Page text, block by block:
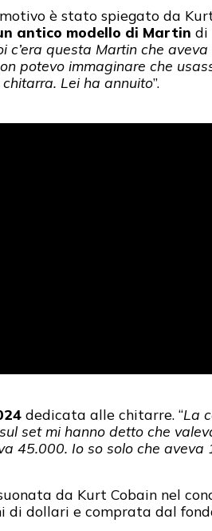
è stato spiegato da
antico modello di Martin di
c’era questa Martin che
potevo immaginare che
Lei ha annuito”.
dedicata alle chitarre. “La
set mi hanno detto che
45.000. Io so solo che aveva
da Kurt Cobain nel
di dollari e comprata dal